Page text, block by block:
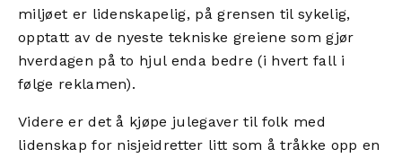
miljøet er lidenskapelig, på grensen til sykelig,
opptatt av de nyeste tekniske greiene som gjør
hverdagen på to hjul enda bedre (i hvert fall i
følge reklamen).
Videre er det å kjøpe julegaver til folk med
lidenskap for nisjeidretter litt som å tråkke opp en